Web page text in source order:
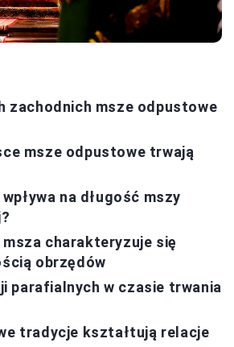
zachodnich msze odpustowe
msze odpustowe trwają
na długość mszy
charakteryzuje się
obrzędów
parafialnych w czasie trwania
tradycje kształtują relacje